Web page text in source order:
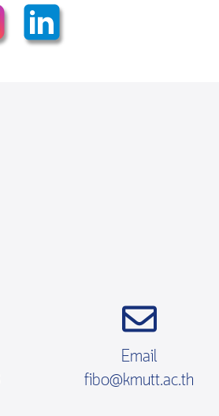
Email
fibo@kmutt.ac.th